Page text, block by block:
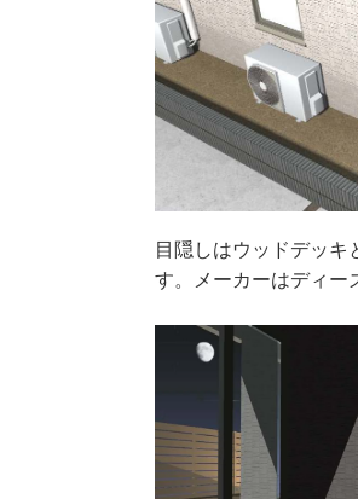
目隠しはウッドデッキ
す。メーカーはディー